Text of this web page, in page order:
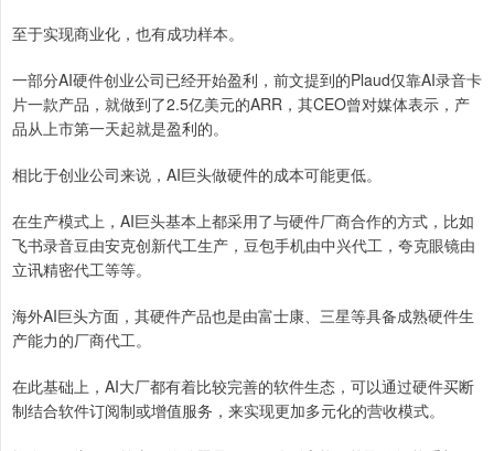
至于实现商业化，也有成功样本。
一部分AI硬件创业公司已经开始盈利，前文提到的Plaud仅靠AI录音卡
片一款产品，就做到了2.5亿美元的ARR，其CEO曾对媒体表示，产
品从上市第一天起就是盈利的。
相比于创业公司来说，AI巨头做硬件的成本可能更低。
在生产模式上，AI巨头基本上都采用了与硬件厂商合作的方式，比如
飞书录音豆由安克创新代工生产，豆包手机由中兴代工，夸克眼镜由
立讯精密代工等等。
海外AI巨头方面，其硬件产品也是由富士康、三星等具备成熟硬件生
产能力的厂商代工。
在此基础上，AI大厂都有着比较完善的软件生态，可以通过硬件买断
制结合软件订阅制或增值服务，来实现更加多元化的营收模式。